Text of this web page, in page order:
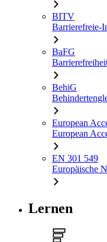
BITV
Barrierefreie-
BaFG
BehiG
European
European
EN 301 549
Europäische
Lernen